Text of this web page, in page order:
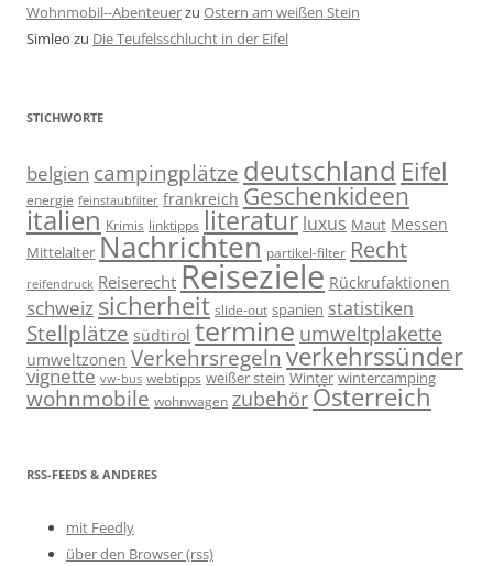
Wohnmobil--Abenteuerzu Ostern am weißen Stein
Simleo zu Die Teufelsschlucht in der Eifel
STICHWORTE
belgien campingplätze deutschland Eifel
energie feinstaubfilter frankreich Geschenkideen
italien Krimis linktipps literatur luxus Maut Messen
Mittelalter Nachrichten partikel-filter Recht
reifendruck Reiserecht Reiseziele Rückrufaktionen
schweiz sicherheit slide-out spanien statistiken
Stellplätze südtirol termine umweltplakette
umweltzonen Verkehrsregeln verkehrssünder
vignette vw-bus webtipps weißer stein Winter wintercamping
wohnmobile wohnwagen zubehör Österreich
RSS-FEEDS & ANDERES
mit Feedly
über den Browser (rss)